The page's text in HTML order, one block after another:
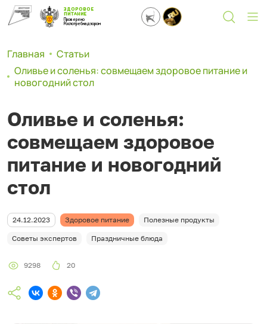
ЗДОРОВОЕ
ПИТАНИЕ
Проверено
Роспотребнадзором
Главная
Статьи
Оливье и соленья: совмещаем здоровое питание и
новогодний стол
Оливье и соленья:
совмещаем здоровое
питание и новогодний
стол
24.12.2023 Здоровое питание Полезные продукты
Советы экспертов Праздничные блюда
9298 20